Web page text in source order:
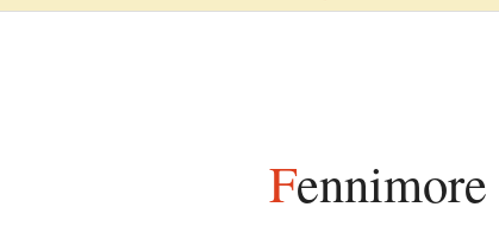
Fennimore (condado de Grant, Wisconsin) para